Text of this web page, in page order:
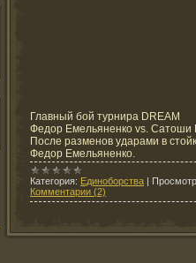
Главный бой турнира DREAM
Федор Емельяненко vs.
После разменов ударами в
Федор Емельяненко.
Категория: Единоборства |
Комментарии (2)